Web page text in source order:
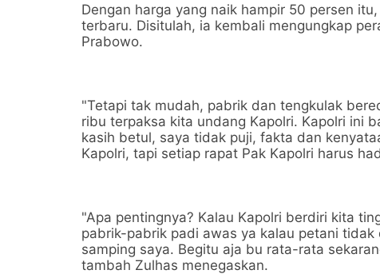
Dengan harga yang naik hampir 50 persen
terbaru. Disitulah, ia kembali mengungkap
Prabowo.
"Tetapi tak mudah, pabrik dan tengkulak
ribu terpaksa kita undang Kapolri. Kapolri ini
kasih betul, saya tidak puji, fakta dan
Kapolri, tapi setiap rapat Pak Kapolri harus
"Apa pentingnya? Kalau Kapolri berdiri kita
pabrik-pabrik padi awas ya kalau petani
samping saya. Begitu aja bu rata-rata
tambah Zulhas menegaskan.